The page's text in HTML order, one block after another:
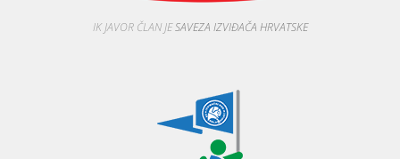
IK JAVOR ČLAN JESAVEZA IZVIĐAČA HRVATSKE